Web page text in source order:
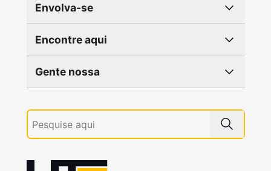
Envolva-se
Encontre aqui
Gente nossa